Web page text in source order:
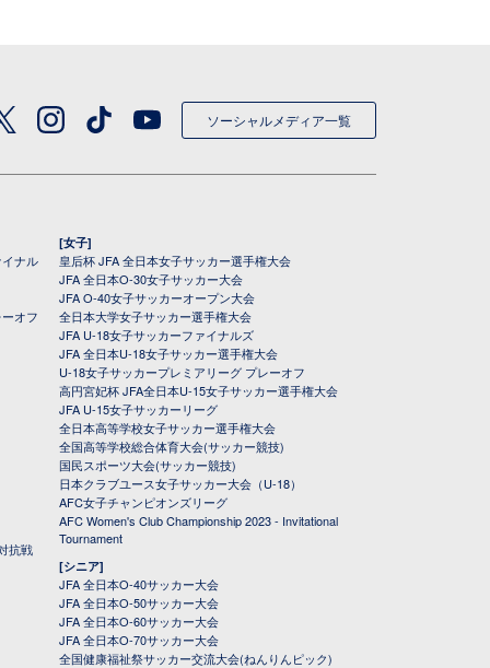
ソーシャルメディア一覧
ナル
オフ
抗戦
[女子]
皇后杯 JFA 全日本女子サッカー選手権大会
JFA 全日本O-30女子サッカー大会
JFA O-40女子サッカーオープン大会
全日本大学女子サッカー選手権大会
JFA U-18女子サッカーファイナルズ
JFA 全日本U-18女子サッカー選手権大会
U-18女子サッカープレミアリーグ プレーオフ
高円宮妃杯 JFA全日本U-15女子サッカー選手権大会
JFA U-15女子サッカーリーグ
全日本高等学校女子サッカー選手権大会
全国高等学校総合体育大会(サッカー競技)
国民スポーツ大会(サッカー競技)
日本クラブユース女子サッカー大会（U-18）
AFC女子チャンピオンズリーグ
AFC Women's Club Championship 2023 - Invitational
Tournament
[シニア]
JFA 全日本O-40サッカー大会
JFA 全日本O-50サッカー大会
JFA 全日本O-60サッカー大会
JFA 全日本O-70サッカー大会
全国健康福祉祭サッカー交流大会(ねんりんピック)